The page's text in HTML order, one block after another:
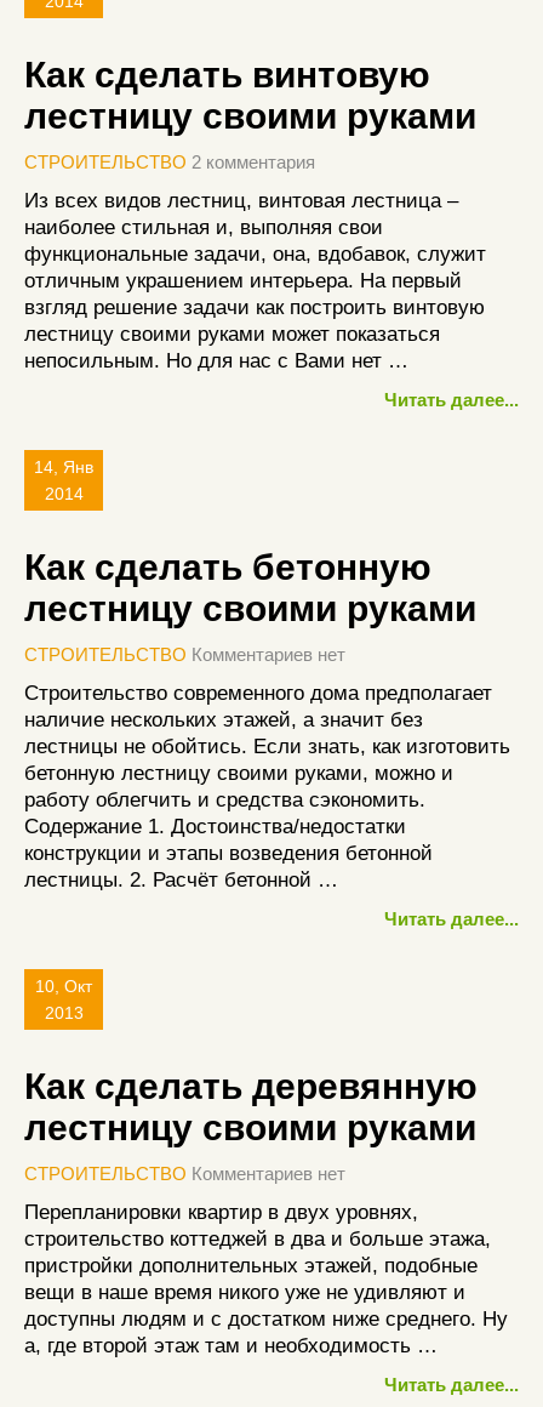
Как сделать винтовую
лестницу своими руками
СТРОИТЕЛЬСТВО 2 комментария
Из всех видов лестниц, винтовая лестница –
наиболее стильная и, выполняя свои
функциональные задачи, она, вдобавок, служит
отличным украшением интерьера. На первый
взгляд решение задачи как построить винтовую
лестницу своими руками может показаться
непосильным. Но для нас с Вами нет …
Читать далее...
14, Янв
2014
Как сделать бетонную
лестницу своими руками
СТРОИТЕЛЬСТВО Комментариев нет
Строительство современного дома предполагает
наличие нескольких этажей, а значит без
лестницы не обойтись. Если знать, как изготовить
бетонную лестницу своими руками, можно и
работу облегчить и средства сэкономить.
Содержание 1. Достоинства/недостатки
конструкции и этапы возведения бетонной
лестницы. 2. Расчёт бетонной …
Читать далее...
10, Окт
2013
Как сделать деревянную
лестницу своими руками
СТРОИТЕЛЬСТВО Комментариев нет
Перепланировки квартир в двух уровнях,
строительство коттеджей в два и больше этажа,
пристройки дополнительных этажей, подобные
вещи в наше время никого уже не удивляют и
доступны людям и с достатком ниже среднего. Ну
а, где второй этаж там и необходимость …
Читать далее...